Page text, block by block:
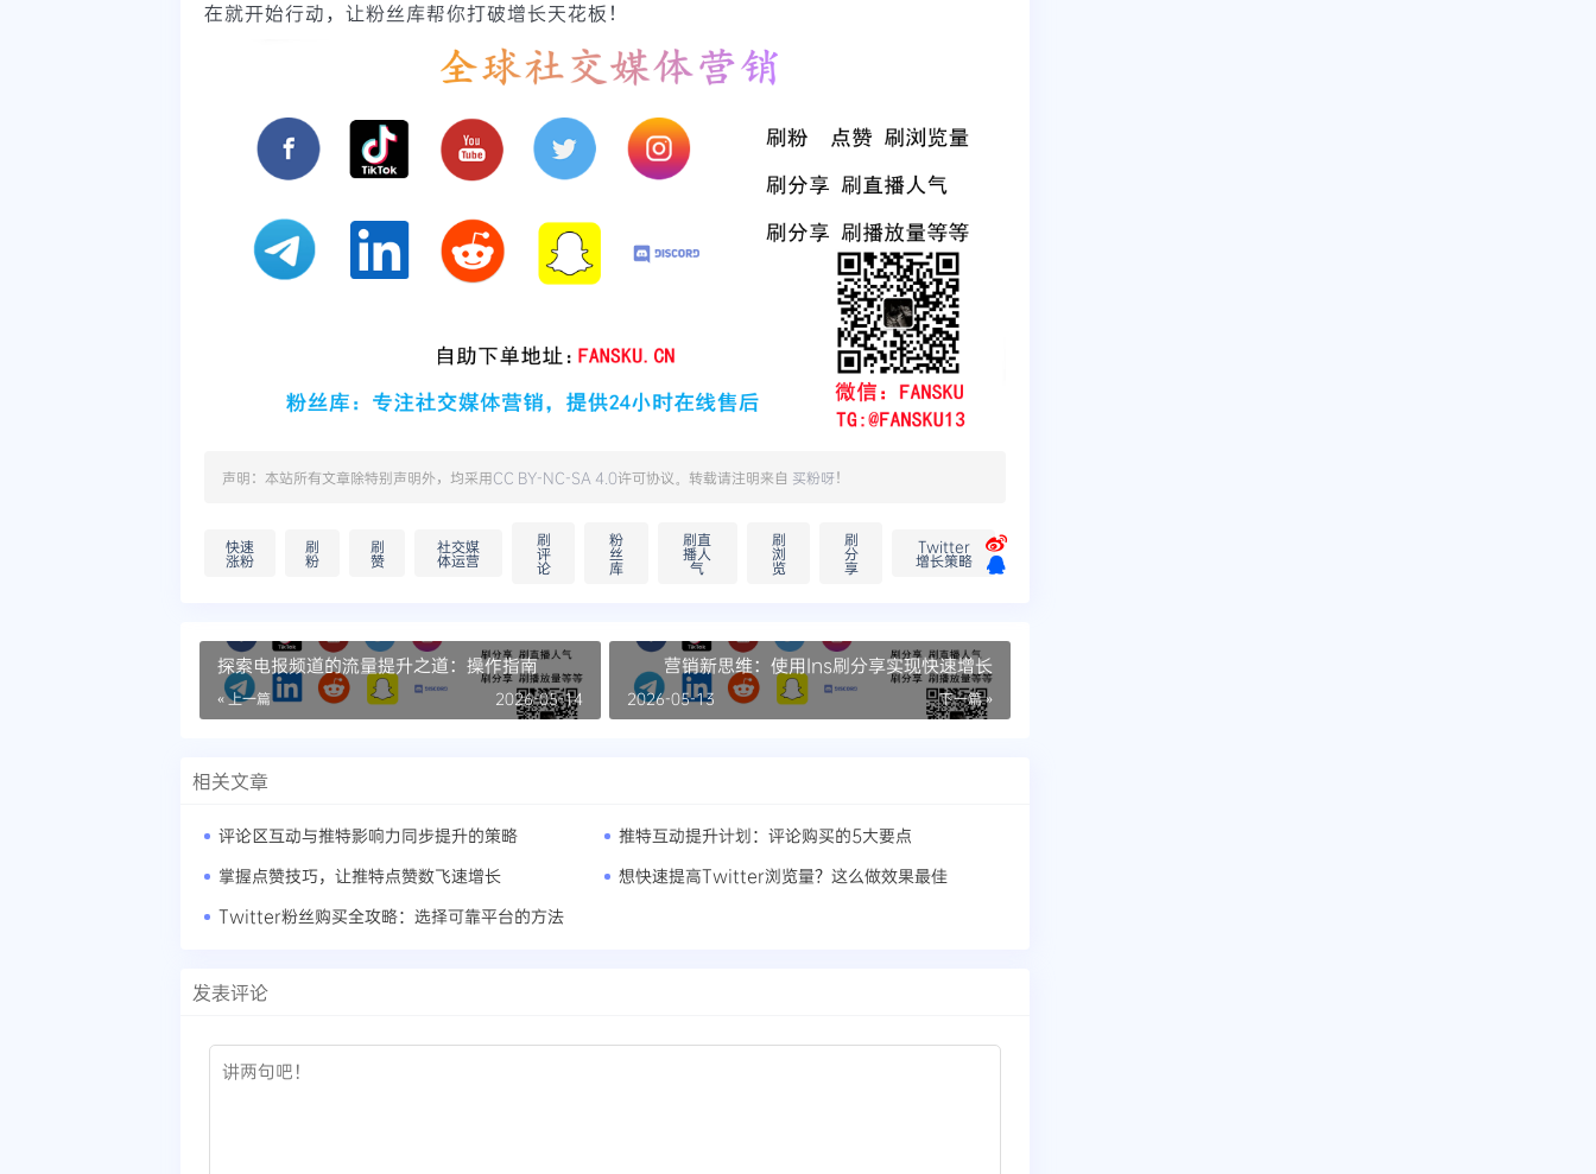
在就开始行动，让粉丝库帮你打破增长天花板！
声明：本站所有文章除特别声明外，均采用CC BY-NC-SA 4.0许可协议。转载请注明来自 买粉呀！
快速
涨粉
刷
粉
刷
赞
社交媒
体运营
刷
评
论
粉
丝
库
刷直
播人
气
刷
浏
览
刷
分
享
Twitter
增长策略
探索电报频道的流量提升之道：操作指南
« 上一篇 2026-05-14
营销新思维：使用Ins刷分享实现快速增长
下一篇 »
2026-05-13
相关文章
评论区互动与推特影响力同步提升的策略
推特互动提升计划：评论购买的5大要点
掌握点赞技巧，让推特点赞数飞速增长
想快速提高Twitter浏览量？这么做效果最佳
Twitter粉丝购买全攻略：选择可靠平台的方法
发表评论